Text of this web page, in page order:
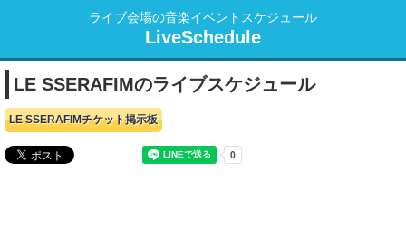
ライブ会場の音楽イベントスケジュール
LiveSchedule
LE SSERAFIMのライブスケジュール
LE SSERAFIMチケット掲示板